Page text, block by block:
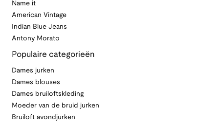
Name it
American Vintage
Indian Blue Jeans
Antony Morato
Populaire categorieën
Dames jurken
Dames blouses
Dames bruiloftskleding
Moeder van de bruid jurken
Bruiloft avondjurken